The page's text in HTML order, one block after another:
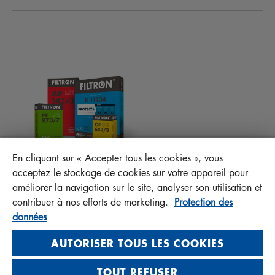
PROTECT+
FAQ
MANN+HUMMEL FT Poland
Sp. z o. o. Sp. k.
ul. Wrocławska 145, 63-800 GOSTYŃ, POLAND
Privacy Statement
Imprint
En cliquant sur « Accepter tous les cookies », vous
acceptez le stockage de cookies sur votre appareil pour
améliorer la navigation sur le site, analyser son utilisation et
contribuer à nos efforts de marketing. Protection des
données
AUTORISER TOUS LES COOKIES
TOUT REFUSER